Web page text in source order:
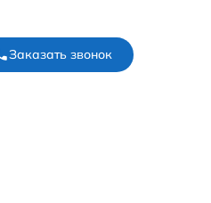
Заказать звонок